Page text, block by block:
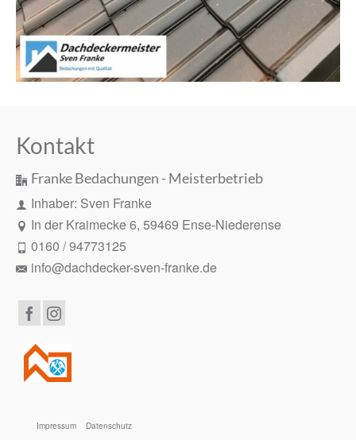
Kontakt
Franke Bedachungen - Meisterbetrieb
Inhaber: Sven Franke
In der Kraimecke 6, 59469 Ense-Niederense
0160 / 94773125
info@dachdecker-sven-franke.de
Impressum Datenschutz